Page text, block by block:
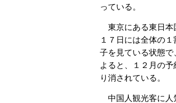
っている。
東京にある東日
１７日には全体の
子を見ている状態
よると、１２月の
り消されている。
中国人観光客に